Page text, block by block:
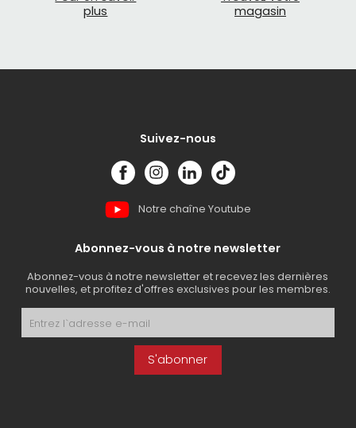
plus
magasin
Suivez-nous
Notre chaîne Youtube
Abonnez-vous à notre newsletter
Abonnez-vous à notre newsletter et recevez les dernières
nouvelles, et profitez d'offres exclusives pour les membres.
S'abonner